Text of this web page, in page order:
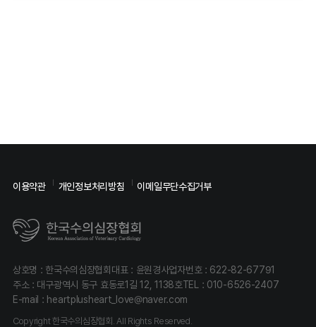
이용약관 개인정보처리방침 이메일무단수집거부
상호명 : 한국수의심장협회 대표 : 윤원경사업자번호 : 622-82-67791
주소 : 대구광역시 동구 효동로1길 12, 1138호TEL : 010-6526-2407
E-mail : heartplusheart_love@naver.com
Copyright 한국수의심장협회. All Rights Reserved.